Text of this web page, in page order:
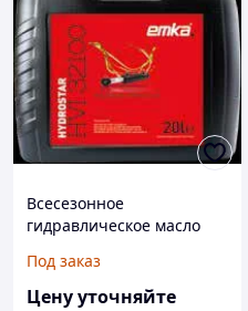
Всесезонное
гидравлическое масло
Под заказ
Цену уточняйте